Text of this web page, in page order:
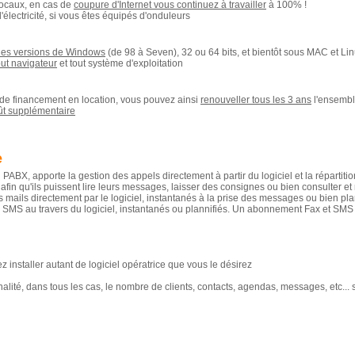
en cas de coupure d'Internet vous continuez à travailler à 100% !
si vous êtes équipés d'onduleurs
versions de Windows (de 98 à Seven), 32 ou 64 bits, et bientôt sous MAC et
navigateur et tout système d'exploitation
financement en location, vous pouvez ainsi renouveller tous les 3 ans
supplémentaire
apporte la gestion des appels directement à partir du logiciel et la
qu'ils puissent lire leurs messages, laisser des consignes ou bien consulter
mails directement par le logiciel, instantanés à la prise des messages ou bien
au travers du logiciel, instantanés ou plannifiés. Un abonnement Fax et
installer autant de logiciel opératrice que vous le désirez
dans tous les cas, le nombre de clients, contacts, agendas, messages, etc...